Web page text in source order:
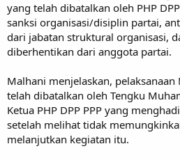
yang telah dibatalkan oleh PHP
sanksi organisasi/disiplin partai,
dari jabatan struktural organisasi,
diberhentikan dari anggota partai.
Malhani menjelaskan, pelaksanaan
telah dibatalkan oleh Tengku
Ketua PHP DPP PPP yang
setelah melihat tidak
melanjutkan kegiatan itu.